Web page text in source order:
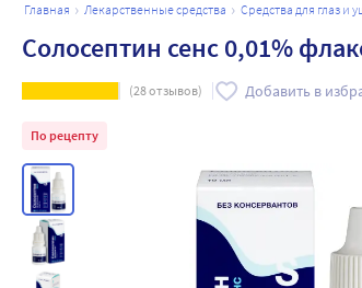
главная лекарственные средства средства для глаз и
Солосептин сенс 0,01%
(28отзывов) Добавить в
По рецепту